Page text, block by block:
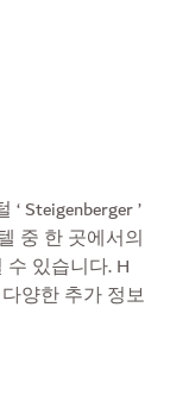
중 한 곳에서의
있습니다. H
양한 추가 정보